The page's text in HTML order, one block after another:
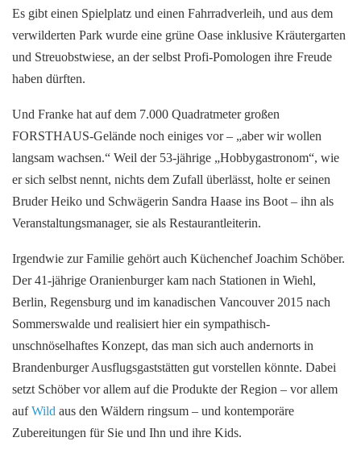
Es gibt einen Spielplatz und einen Fahrradverleih, und aus dem
verwilderten Park wurde eine grüne Oase inklusive Kräutergarten
und Streuobstwiese, an der selbst Profi-Pomologen ihre Freude
haben dürften.
Und Franke hat auf dem 7.000 Quadratmeter großen
FORSTHAUS-Gelände noch einiges vor – „aber wir wollen
langsam wachsen.“ Weil der 53-jährige „Hobbygastronom“, wie
er sich selbst nennt, nichts dem Zufall überlässt, holte er seinen
Bruder Heiko und Schwägerin Sandra Haase ins Boot – ihn als
Veranstaltungsmanager, sie als Restaurantleiterin.
Irgendwie zur Familie gehört auch Küchenchef Joachim Schöber.
Der 41-jährige Oranienburger kam nach Stationen in Wiehl,
Berlin, Regensburg und im kanadischen Vancouver 2015 nach
Sommerswalde und realisiert hier ein sympathisch-
unschnöselhaftes Konzept, das man sich auch andernorts in
Brandenburger Ausflugsgaststätten gut vorstellen könnte. Dabei
setzt Schöber vor allem auf die Produkte der Region – vor allem
aufWild aus den Wäldern ringsum – und kontemporäre
Zubereitungen für Sie und Ihn und ihre Kids.